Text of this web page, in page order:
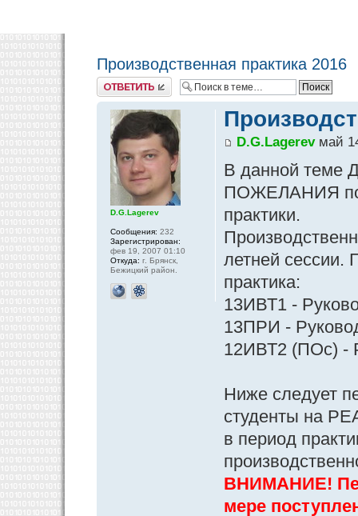
Производственная практика 2016
Ответить
D.G.Lagerevмай
В данной теме
ПОЖЕЛАНИЯ по
практики.
летней сессии.
практика:
13ИВТ1 -
13ПРИ -
12ИВТ2 (ПОс) -
Ниже следует
студенты на
в период
ВНИМАНИЕ!
мере
D.G.Lagerev
Сообщения: 232
Зарегистрирован:
фев 19, 2007 01:10
Откуда: г. Брянск,
Бежицкий район.